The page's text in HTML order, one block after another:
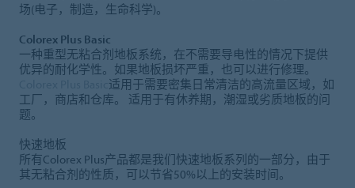
场(电子，制造，生命科学)。
Colorex Plus Basic
一种重型无粘合剂地板系统，在不需要导电性的情况下提供
优异的耐化学性。如果地板损坏严重，也可以进行修理。
适用于需要密集日常清洁的高流量区域，如
工厂，商店和仓库。 适用于有休养期，潮湿或劣质地板的问
题。
快速地板
所有Colorex Plus产品都是我们快速地板系列的一部分，由于
其无粘合剂的性质，可以节省50%以上的安装时间。